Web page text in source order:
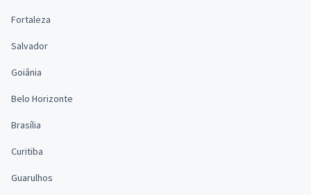
Fortaleza
Salvador
Goiânia
Belo Horizonte
Brasília
Curitiba
Guarulhos